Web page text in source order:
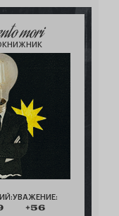
mori
УВАЖЕНИЕ:
+56